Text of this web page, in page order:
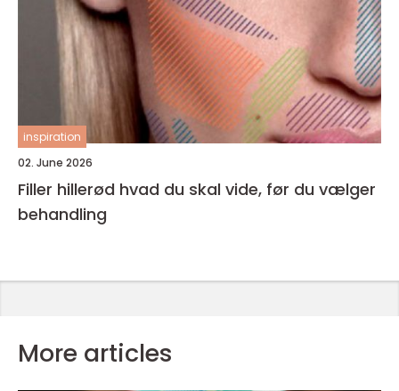
inspiration
02. June 2026
Filler hillerød hvad du skal vide, før du vælger
behandling
More articles